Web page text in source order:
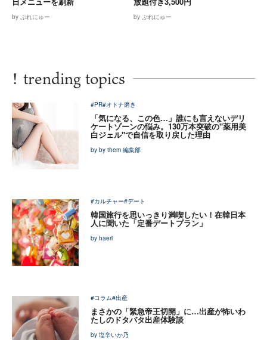
by ぷれにゅー by ぷれにゅー
! trending topics
#PR#オトナ磨き
「気になる、この色…」誰にも言えないデリ
ケートゾーンの悩み。130万本突破の"薬用美
白ジェル"で自信を取り戻した理由
by by them 編集部
#カルチャー#デート
韓国旅行を思いっきり満喫したい！在韓日本
人に聞いた「定番デートプラン」
by haeri
#コラム#出産
まさかの「緊急帝王切開」に…出産が怖いわ
たしのドタバタ出産体験談
by 塩辛いか乃